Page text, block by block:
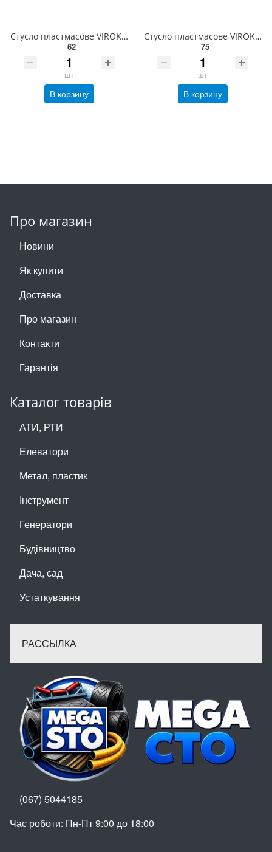
Стусло пластмасове VIROK (1,5") 212х42х44 мм [80] 10V840
62
шт
В корзину
Стусло пластмасове VIROK (2,0") 233х53х56 мм [50] 10V842
75
шт
В корзину
Про магазин
Новини
Як купити
Доставка
Про магазин
Контакти
Гарантія
Каталог товарів
АТИ, РТИ
Елеватори
Метал, пластик
Інструмент
Генератори
Будівництво
Дача, сад
Устаткування
РАССЫЛКА
(067) 5044185
Час роботи: Пн-Пт 9:00 до 18:00